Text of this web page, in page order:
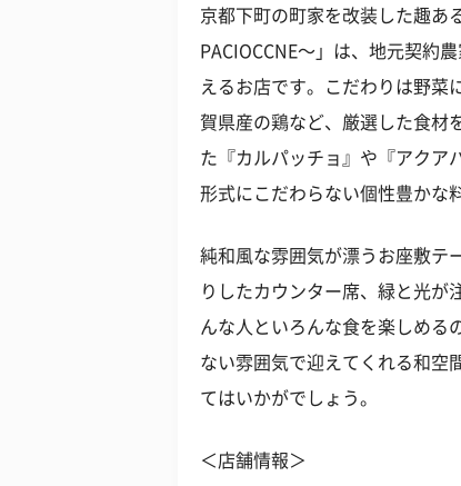
京都下町の町家を改装した趣あ
PACIOCCNE〜」は、地元契約
えるお店です。こだわりは野菜
賀県産の鶏など、厳選した食材
た『カルパッチョ』や『アクア
形式にこだわらない個性豊かな
純和風な雰囲気が漂うお座敷テ
りしたカウンター席、緑と光が
んな人といろんな食を楽しめる
ない雰囲気で迎えてくれる和空
てはいかがでしょう。
＜店舗情報＞